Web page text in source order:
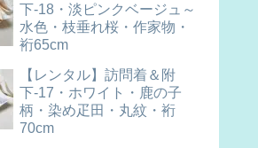
下-18・淡ピンクベージュ～
水色・枝垂れ桜・作家物・
裄65cm
【レンタル】訪問着＆附
下-17・ホワイト・鹿の子
柄・染め疋田・丸紋・裄
70cm